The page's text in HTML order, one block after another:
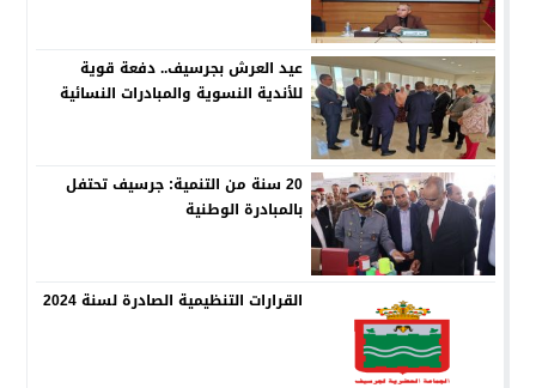
عيد العرش بجرسيف.. دفعة قوية
للأندية النسوية والمبادرات النسائية
20 سنة من التنمية: جرسيف تحتفل
بالمبادرة الوطنية
القرارات التنظيمية الصادرة لسنة 2024